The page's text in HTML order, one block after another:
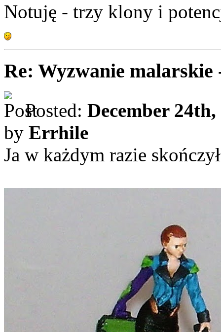
Notuję - trzy klony i
Re: Wyzwanie malarskie
Posted: December
by Errhile
Ja w każdym razie